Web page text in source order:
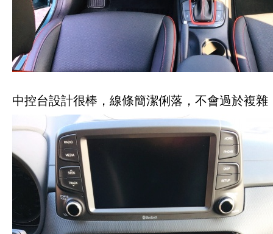
中控台設計很棒，線條簡潔俐落，不會過於複